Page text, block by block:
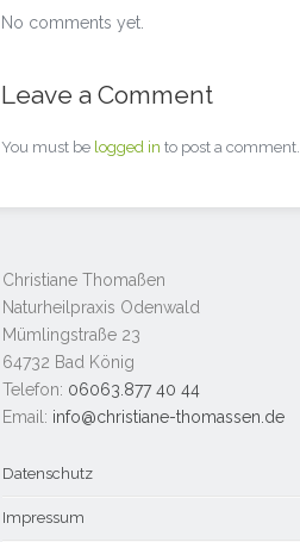
No comments yet.
Leave a Comment
You must be logged in to post a comment.
Christiane Thomaßen
Naturheilpraxis Odenwald
Mümlingstraße 23
64732 Bad König
Telefon: 06063.877 40 44
Email: info@christiane-thomassen.de
Datenschutz
Impressum